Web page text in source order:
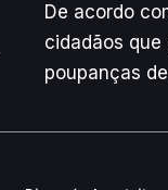
De acordo
cidadãos que
poupanças
sexta-feira,